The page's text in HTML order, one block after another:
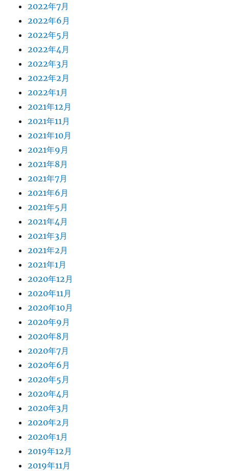
2022年7月
2022年6月
2022年5月
2022年4月
2022年3月
2022年2月
2022年1月
2021年12月
2021年11月
2021年10月
2021年9月
2021年8月
2021年7月
2021年6月
2021年5月
2021年4月
2021年3月
2021年2月
2021年1月
2020年12月
2020年11月
2020年10月
2020年9月
2020年8月
2020年7月
2020年6月
2020年5月
2020年4月
2020年3月
2020年2月
2020年1月
2019年12月
2019年11月